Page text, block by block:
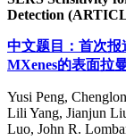
Detection
中文题目：首次报
MXenes的表面拉
Yusi Peng,
Lili Yang, Jianjun
Luo, John R.